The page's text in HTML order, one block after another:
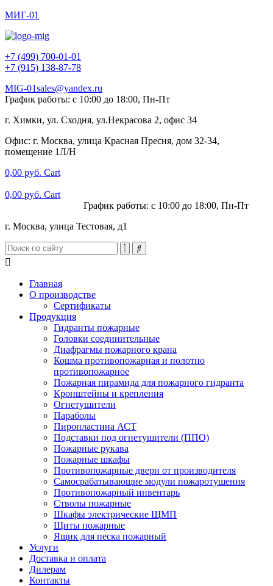
МИГ-01
+7 (499) 700-01-01
+7 (915) 138-87-78
MIG-01sales@yandex.ru
График работы: с 10:00 до 18:00, Пн-Пт
г. Химки, ул. Сходня, ул.Некрасова 2, офис 34
Офис: г. Москва, улица Красная Пресня, дом 32-34,
помещение 1Л/Н
0,00 руб. Cart
0,00 руб. Cart
График работы: с 10:00 до 18:00, Пн-Пт
г. Москва, улица Тестовая, д1
Главная
О производстве
Сертификаты
Продукция
Гидранты пожарные
Головки соединительные
Диафрагмы пожарного крана
Кошма противопожарная и полотно
противопожарное
Пожарная пирамида для пожарного гидранта
Кронштейны и крепления
Огнетушители
Параболы
Пиропластина АСТ
Подставки под огнетушители (ППО)
Пожарные рукава
Пожарные шкафы
Противопожарные двери от производителя
Самосрабатывающие модули пожаротушения
Противопожарный инвентарь
Стволы пожарные
Шкафы электрические ЩМП
Щиты пожарные
Ящик для песка пожарный
Услуги
Доставка и оплата
Дилерам
Контакты